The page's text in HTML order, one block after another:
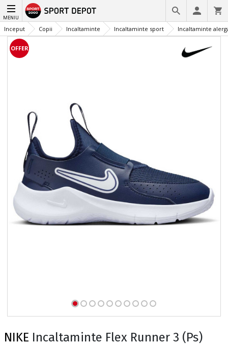
MENIU
Inceput Copii Incaltaminte Incaltaminte sport Incaltaminte
OFFER
NIKE Incaltaminte Flex Runner 3 (Ps)